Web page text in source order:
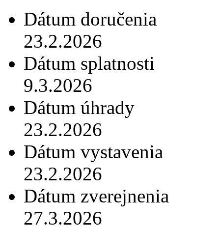
Dátum doručenia
23.2.2026
Dátum splatnosti
9.3.2026
Dátum úhrady
23.2.2026
Dátum vystavenia
23.2.2026
Dátum zverejnenia
27.3.2026